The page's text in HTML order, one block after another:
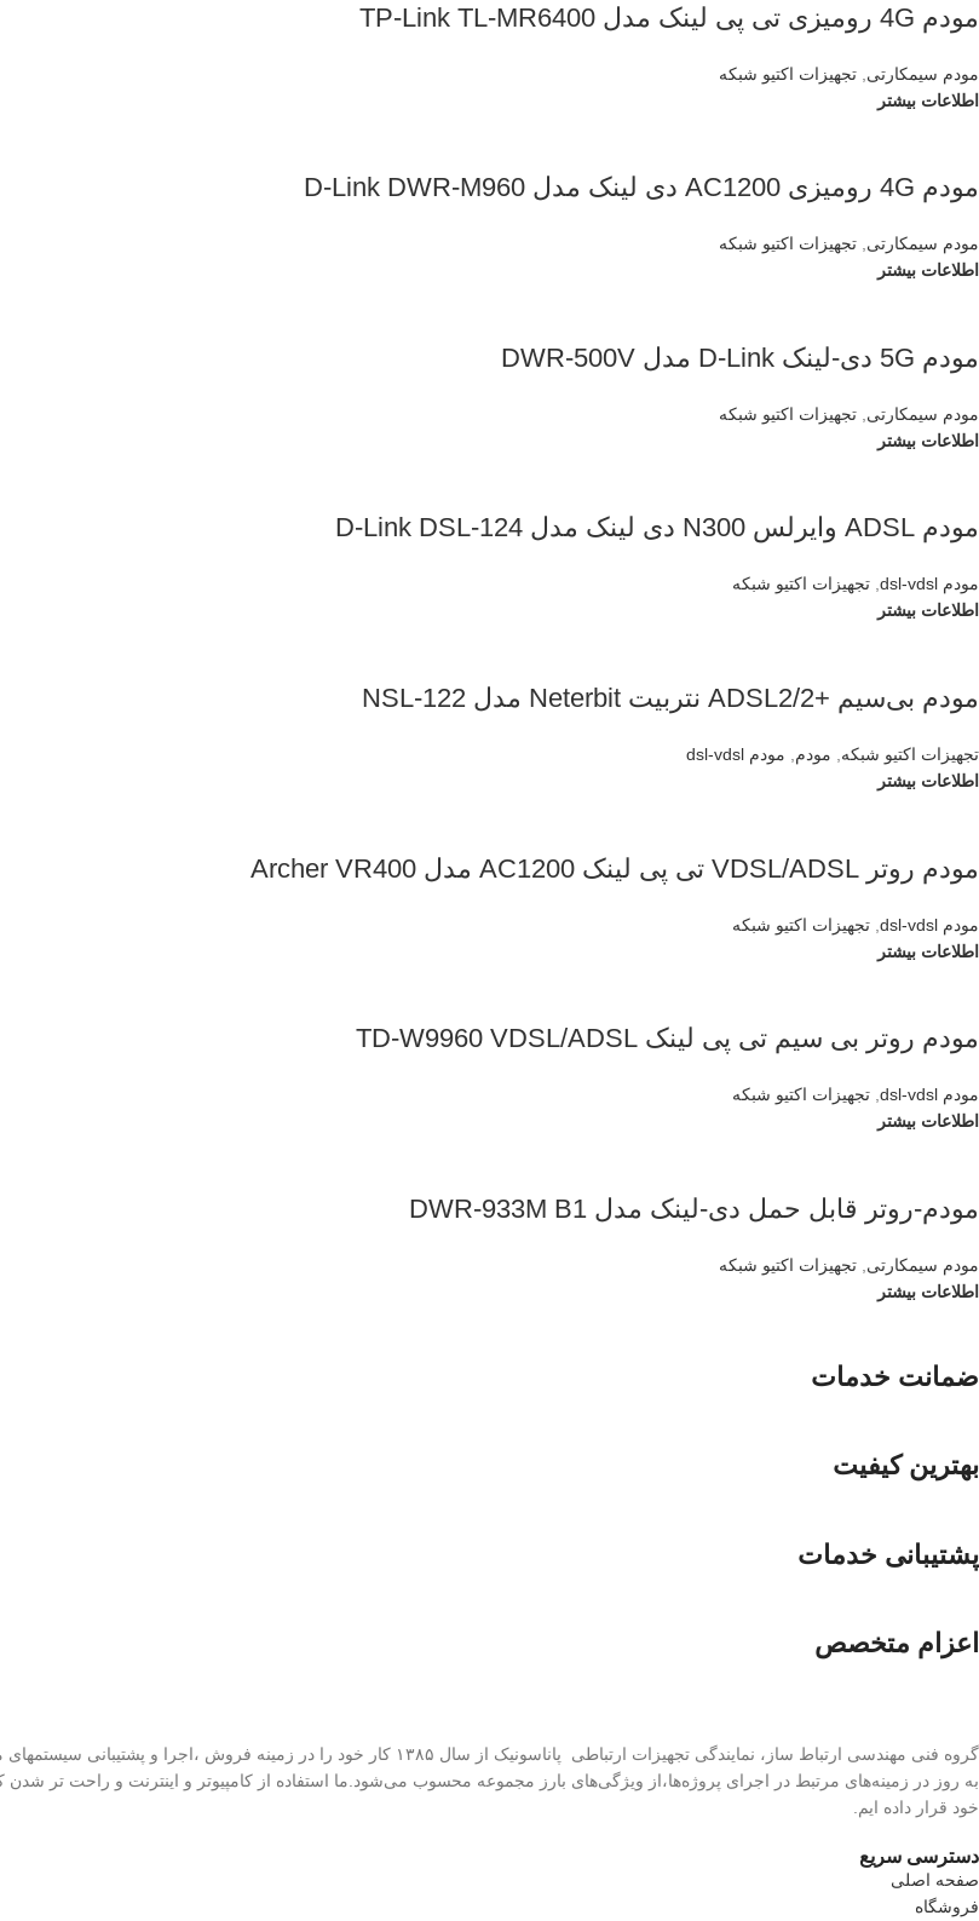
مودم 4G رومیزی تی پی لینک مدل TP-Link TL-MR6400
مودم سیمکارتی تجهیزات اکتیو شبکه
اطلاعات بیشتر
مودم 4G رومیزی AC1200 دی لینک مدل D-Link DWR-M960
مودم سیمکارتی تجهیزات اکتیو شبکه
اطلاعات بیشتر
مودم 5G دی‑لینک D‑Link مدل DWR‑500V
مودم سیمکارتی تجهیزات اکتیو شبکه
اطلاعات بیشتر
مودم ADSL وایرلس N300 دی لینک مدل D-Link DSL-124
مودم dsl-vdsl , تجهیزات اکتیو شبکه
اطلاعات بیشتر
مودم بی‌سیم +ADSL2/2 نتربیت Neterbit مدل NSL-122
تجهیزات اکتیو شبکه مودم
مودم dsl-vdsl
اطلاعات بیشتر
مودم روتر VDSL/ADSL تی پی لینک AC1200 مدل Archer VR400
مودم dsl-vdsl
تجهیزات اکتیو شبکه
اطلاعات بیشتر
مودم روتر بی سیم تی پی لینک TD-W9960 VDSL/ADSL
مودم dsl-vdsl
تجهیزات اکتیو شبکه
اطلاعات بیشتر
مودم-روتر قابل حمل دی-لینک مدل DWR-933M B1
مودم سیمکارتی تجهیزات اکتیو شبکه
اطلاعات بیشتر
ضمانت خدمات
بهترین کیفیت
پشتیبانی خدمات
اعزام متخصص
گروه فنی مهندسی ارتباط ساز، نمایندگی تجهیزات ارتباطی پاناسونیک از سال ۱۳۸۵
به‌ روز در زمینه‌های مرتبط در اجرای پروژه‌ها،از ویژگی‌های بارز مجموعه محسوب می‌شود.ما استفاده از کامپیوتر و اینترنت و راحت تر شدن
خود قرار داده ایم.
دسترسی سریع
صفحه اصلی
فروشگاه